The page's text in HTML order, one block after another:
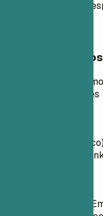
a menos que sejam
Exemplos práticos
Exemplo prático
fazer nas habilidades
Linguagens: C
Ferramentas:
Linguagens: C/C++